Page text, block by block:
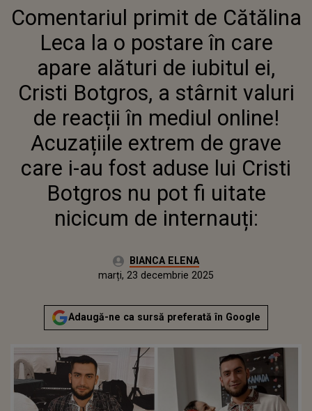
CĂTĂLINA LECA LA O POSTARE
ÎN CARE APARE ALĂTURI DE
IUBITUL EI, CRISTI BOTGROS, A
STÂRNIT VALURI DE REACȚII ÎN
MEDIUL ONLINE! ACUZAȚIILE
EXTREM DE GRAVE CARE I-AU
FOST ADUSE LUI CRISTI
BOTGROS NU POT FI UITATE
NICICUM DE INTERNAUȚI:
Comentariul primit de Cătălina
Leca la o postare în care
apare alături de iubitul ei,
Cristi Botgros, a stârnit valuri
de reacții în mediul online!
Acuzațiile extrem de grave
care i-au fost aduse lui Cristi
Botgros nu pot fi uitate
nicicum de internauți:
Autor:BIANCA ELENA
marți, 23 decembrie 2025Actualizat:
marți, 23 decembrie 2025
Adaugă-ne ca sursă preferată în Google